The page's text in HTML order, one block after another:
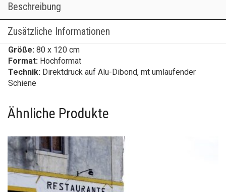
Beschreibung
Zusätzliche Informationen
Größe: 80 x 120 cm
Format: Hochformat
Technik: Direktdruck auf Alu-Dibond, mt umlaufender
Schiene
Ähnliche Produkte